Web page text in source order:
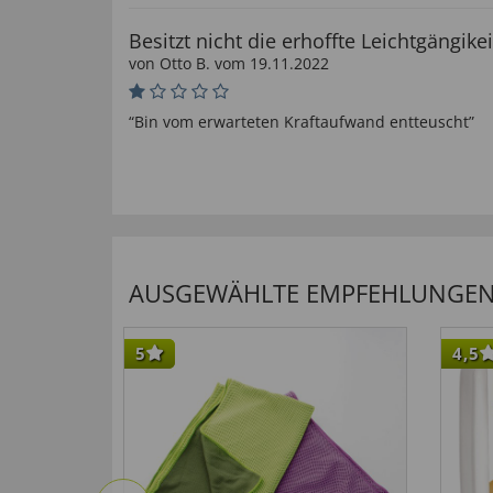
Besitzt nicht die erhoffte
von Otto B. vom 19.11.2022
“Bin vom erwarteten Kraftaufwand entteuscht”
“Das Ding kneift nicht mal den Nagel ab!”
hilfreich (
Norbert E. vom02.03.2022
“Die Zange müßte 10 cm länger sein, um mehr
AUSGEWÄHLTE
5 4,5